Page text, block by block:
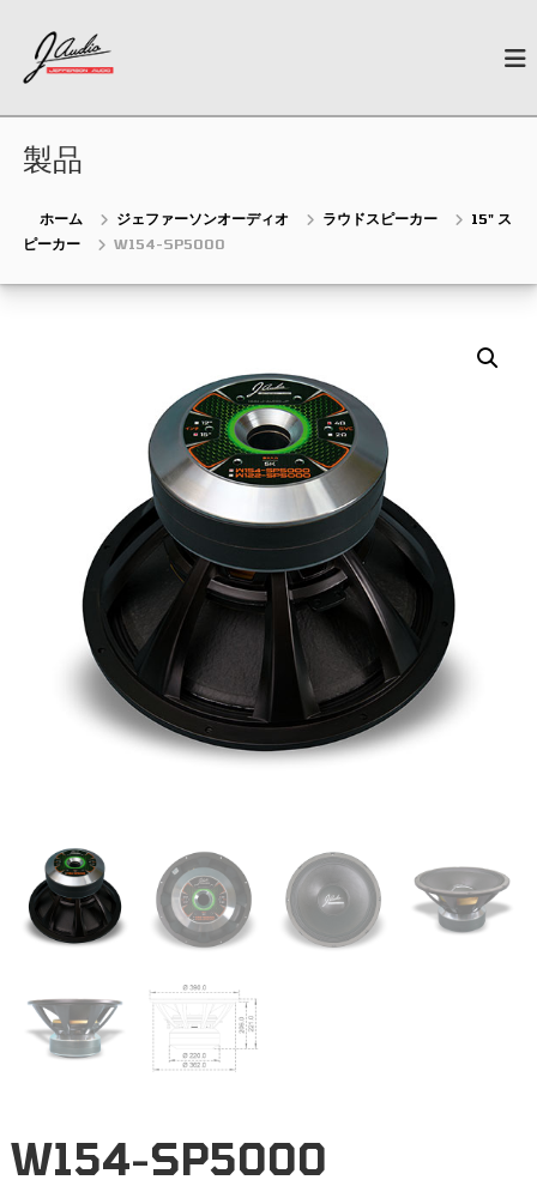
ツ
u
o
e
t
i
n
o
製品
ホーム ジェファーソンオーディオ ラウドスピーカー
15" ス
ピーカー
W154-SP5000
W154-SP5000